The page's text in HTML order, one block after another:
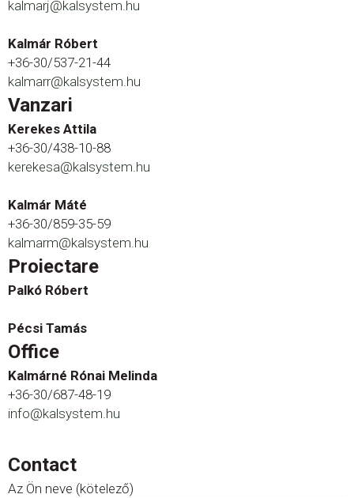
kalmarj@kalsystem.hu
Kalmár Róbert
+36-30/537-21-44
kalmarr@kalsystem.hu
Vanzari
Kerekes Attila
+36-30/438-10-88
kerekesa@kalsystem.hu
Kalmár Máté
+36-30/859-35-59
kalmarm@kalsystem.hu
Proiectare
Palkó Róbert
Pécsi Tamás
Office
Kalmárné Rónai Melinda
+36-30/687-48-19
info@kalsystem.hu
Contact
Az Ön neve (kötelező)